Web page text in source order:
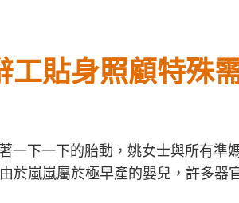
工貼身照顧特殊
下一下的胎動，姚女士與所有準
於嵐嵐屬於極早產的嬰兒，許多器